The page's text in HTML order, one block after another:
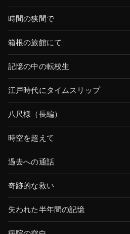
時間の狭間で
箱根の旅館にて
記憶の中の転校生
江戸時代にタイムスリップ
八尺様（長編）
時空を超えて
過去への通話
奇跡的な救い
失われた半年間の記憶